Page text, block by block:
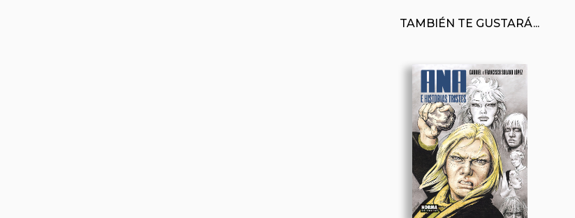
TAMBIÉN TE GUSTARÁ...